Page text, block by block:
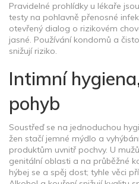
Pravidelné prohlídky u lékaře
testy na pohlavně přenosné
otevřený dialog o rizikovém
jasné. Používání kondomů a
snižují riziko.
Intimní
pohyb
Soustřeď se na jednoduchou
žen stačí jemné mýdlo a
produktům uvnitř pochvy. U
genitální oblasti a na průběžné
hýbej se a spěj dost; tyhle věci